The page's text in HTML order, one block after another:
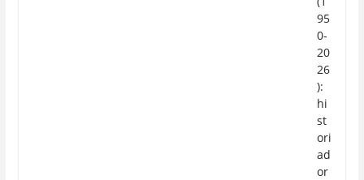
95
0-
20
26
):
hi
st
ori
ad
or